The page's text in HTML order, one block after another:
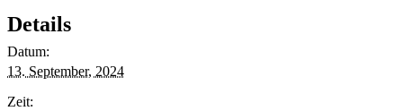
Details
Datum:
13. September, 2024
Zeit: